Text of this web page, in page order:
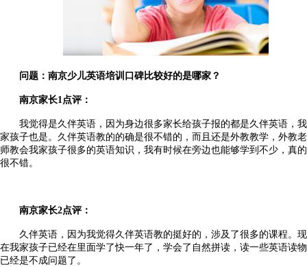
问题： 南京少儿英语培训口碑比较好的是哪家？
南京家长1 点评：
我觉得是久伴英语，因为身边很多家长给孩子报的都是久伴英语，我
家孩子也是。久伴英语教的的确是很不错的，而且还是外教教学，外教老
师教会我家孩子很多的英语知识，我有时候在旁边也能够学到不少，真的
很不错。
南京家长2点评：
久伴英语，因为我觉得久伴英语教的挺好的，涉及了很多的课程。现
在我家孩子已经在里面学了快一年了，学会了自然拼读，读一些英语读物
已经是不成问题了。